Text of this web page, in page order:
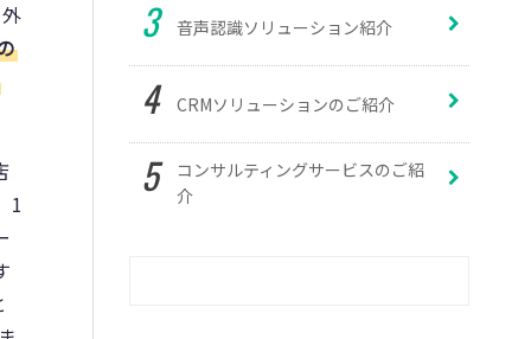
1
音声認識ソリューション紹介
CRMソリューションのご紹介
コンサルティングサービスのご紹
介